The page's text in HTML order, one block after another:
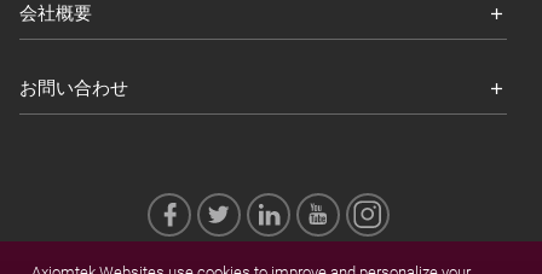
会社概要
お問い合わせ